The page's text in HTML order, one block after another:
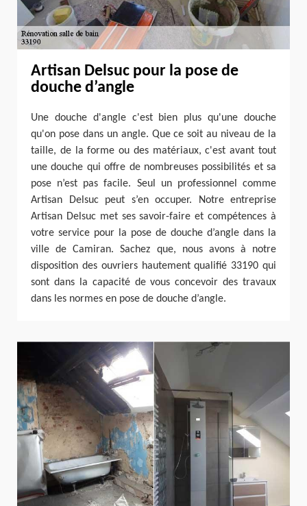
Artisan Delsuc pour la pose de
douche d’angle
Une douche d'angle c'est bien plus qu'une douche
qu'on pose dans un angle. Que ce soit au niveau de la
taille, de la forme ou des matériaux, c'est avant tout
une douche qui offre de nombreuses possibilités et sa
pose n’est pas facile. Seul un professionnel comme
Artisan Delsuc peut s’en occuper. Notre entreprise
Artisan Delsuc met ses savoir-faire et compétences à
votre service pour la pose de douche d’angle dans la
ville de Camiran. Sachez que, nous avons à notre
disposition des ouvriers hautement qualifié 33190 qui
sont dans la capacité de vous concevoir des travaux
dans les normes en pose de douche d’angle.